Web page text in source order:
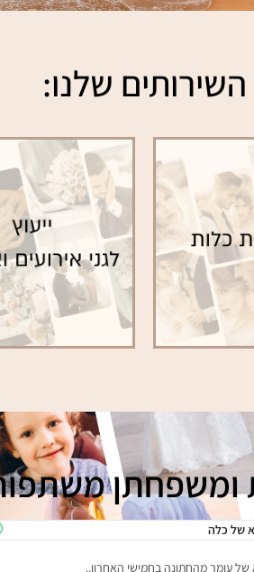
השירותים שלנו:
ומשפחתן
באופוריה ואז אתמול בערב פתאום הייתה לי נפילת מתח